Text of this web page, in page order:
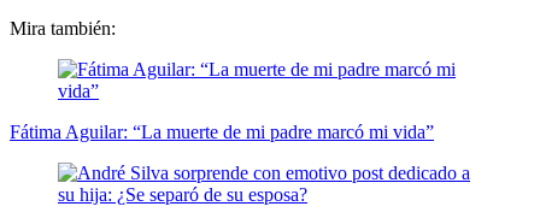
Mira también:
Fátima Aguilar: “La muerte de mi padre marcó mi vida”